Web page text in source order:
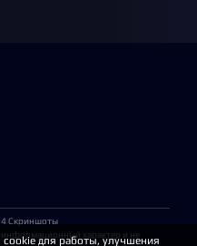
4 Скриншоты
характер и не
для работы, улучшения